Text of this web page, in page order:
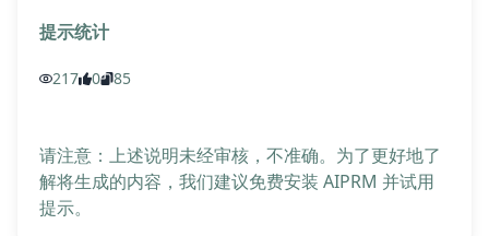
提示统计
217 0 85
请注意：上述说明未经审核，不准确。为了更好地了
解将生成的内容，我们建议免费安装 AIPRM 并试用
提示。